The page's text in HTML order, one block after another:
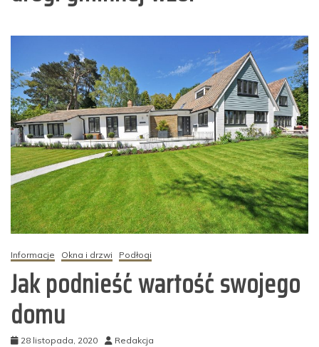
Informacje Okna i drzwi Podłogi
Jak podnieść wartość swojego
domu
28 listopada, 2020 Redakcja